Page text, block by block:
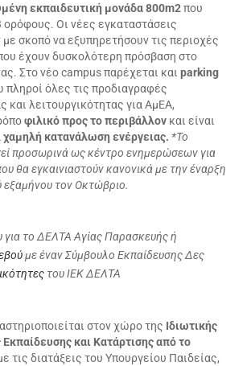
εκπαιδευτική μονάδα 800m2που
ορόφους. Οι νέες εγκαταστάσεις
σκοπό να εξυπηρετήσουν τις περιοχές
έχουν δυσκολότερη πρόσβαση στο
Στο νέο campus παρέχεται και parking
πληροί όλες τις προδιαγραφές
και λειτουργικότητας για ΑμΕΑ,
φιλικό προς το περιβάλλον και είναι
χαμηλή κατανάλωση ενέργειας. *Το
προσωρινά ως κέντρο ενημερώσεων για
θα εγκαινιαστούν κανονικά με την έναρξη
εξαμήνου τον Οκτώβριο.
το ΔΕΛΤΑ Αγίας Παρασκευής ή
με έναν Σύμβουλο Εκπαίδευσης Δες
του ΙΕΚ ΔΕΛΤΑ
στον χώρο της Ιδιωτικής
και Κατάρτισης από το
τις διατάξεις του Υπουργείου Παιδείας,